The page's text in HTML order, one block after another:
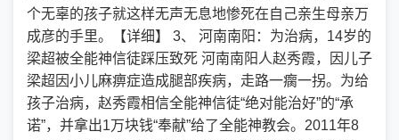
个无辜的孩子就这样无声无息地惨死在自己亲生母亲万
成彦的手里。【详细】 3、 河南南阳：为治病，14岁的
梁超被全能神信徒踩压致死 河南南阳人赵秀霞，因儿子
梁超因小儿麻痹症造成腿部疾病，走路一瘸一拐。为给
孩子治病，赵秀霞相信全能神信徒“绝对能治好”的“承
诺”，并拿出1万块钱“奉献”给了全能神教会。2011年8